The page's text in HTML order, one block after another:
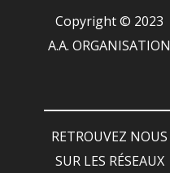
Copyright © 2023
A.A. ORGANISATION
RETROUVEZ NOUS
SUR LES RÉSEAUX